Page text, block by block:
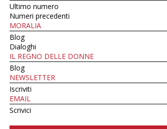
Ultimo numero
Numeri precedenti
MORALIA
Blog
Dialoghi
IL REGNO DELLE DONNE
Blog
NEWSLETTER
Iscriviti
EMAIL
Scrivici